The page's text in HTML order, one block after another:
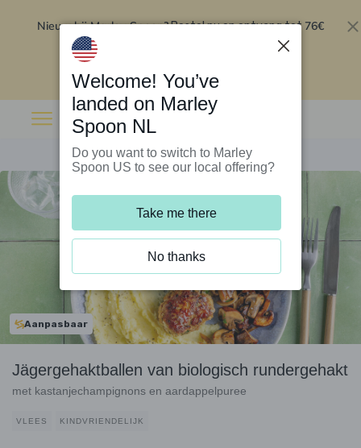
Nieuw bij Marley Spoon?Bestel nu en ontvang tot 76€
Aanpasbaar
Jägergehaktballen van biologisch rundergehakt
met kastanjechampignons en aardappelpuree
VLEES KINDVRIENDELIJK
Welcome! You’ve
landed on Marley
Spoon NL
Do you want to switch to Marley
Spoon US to see our local offering?
Take me there
No thanks